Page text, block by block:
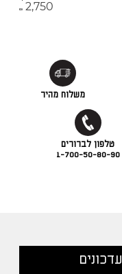
₪ 2,750
משלוח מהיר
1-700-50-80-90